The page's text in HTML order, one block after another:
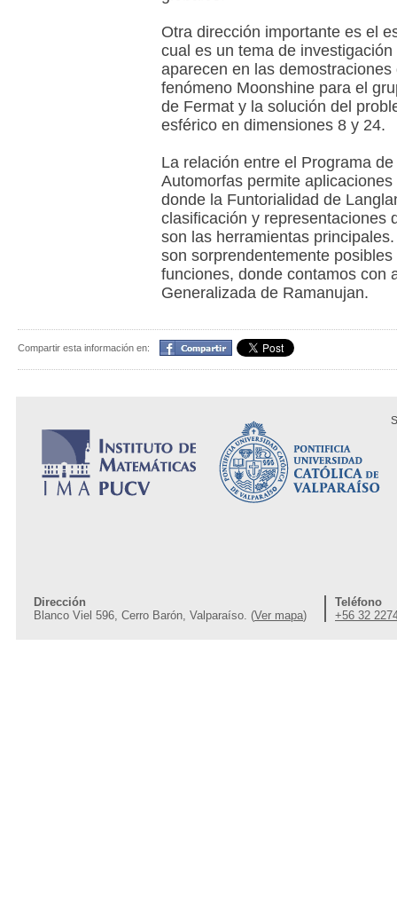
Otra dirección importante es el
cual es un tema de
aparecen en las
fenómeno Moonshine para el
de Fermat y la solución del
esférico en dimensiones 8 y 24.
La relación entre el Programa
Automorfas permite
donde la Funtorialidad de
clasificación y representaciones
son las herramientas
son sorprendentemente
funciones, donde contamos con
Generalizada de Ramanujan.
Compartir esta información en: Compartir
Dirección
Blanco Viel 596, Cerro Barón, Valparaíso. (Ver mapa)
Teléfono
+56 32